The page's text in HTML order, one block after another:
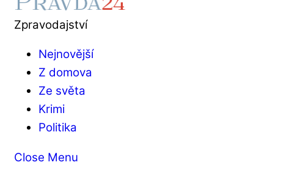
Zpravodajství
Nejnovější
Z domova
Ze světa
Krimi
Politika
Close Menu